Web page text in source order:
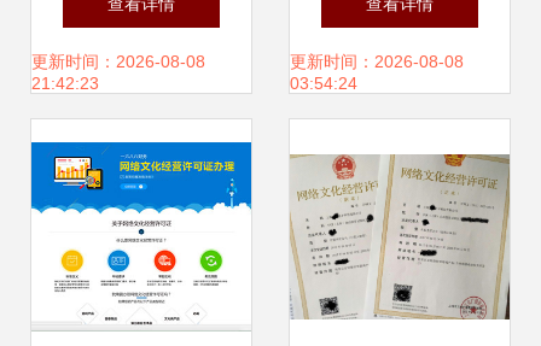
程、条件与注意事
更新时间：2026-08-08
21:42:23
程、材料与注意事
更新时间：2026-08-08
03:54:24